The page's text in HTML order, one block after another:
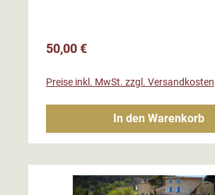
Regulärer Preis:
50,00 €
Preise inkl. MwSt. zzgl. Versandkosten
In den Warenkorb